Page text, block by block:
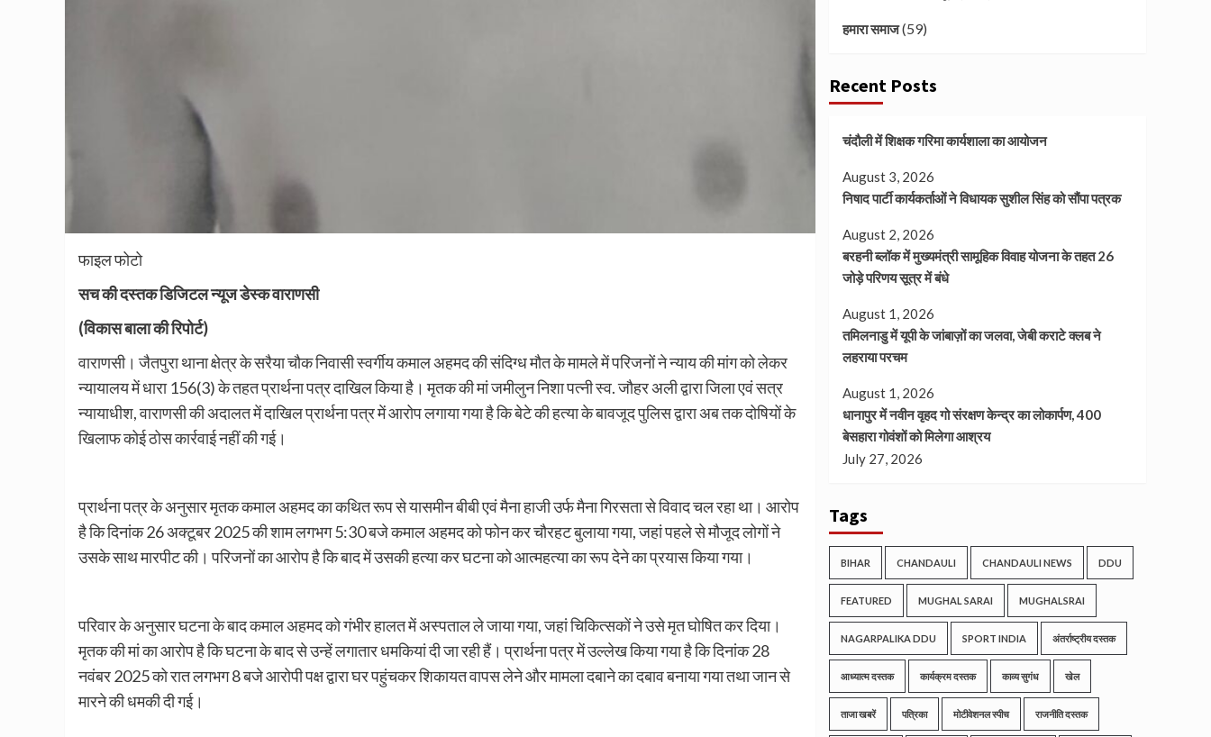
फाइल फोटो
सच की दस्तक डिजिटल न्यूज डेस्क वाराणसी
(विकास बाला की रिपोर्ट)
वाराणसी। जैतपुरा थाना क्षेत्र के सरैया चौक निवासी स्वर्गीय कमाल अहमद की संदिग्ध मौत के मामले में परिजनों ने न्याय की मांग को लेकर
न्यायालय में धारा 156(3) के तहत प्रार्थना पत्र दाखिल किया है। मृतक की मां जमीलुन निशा पत्नी स्व. जौहर अली द्वारा जिला एवं सत्र
न्यायाधीश, वाराणसी की अदालत में दाखिल प्रार्थना पत्र में आरोप लगाया गया है कि बेटे की हत्या के बावजूद पुलिस द्वारा अब तक दोषियों के
खिलाफ कोई ठोस कार्रवाई नहीं की गई।
प्रार्थना पत्र के अनुसार मृतक कमाल अहमद का कथित रूप से यासमीन बीबी एवं मैना हाजी उर्फ मैना गिरसता से विवाद चल रहा था। आरोप
है कि दिनांक 26 अक्टूबर 2025 की शाम लगभग 5:30 बजे कमाल अहमद को फोन कर चौरहट बुलाया गया, जहां पहले से मौजूद लोगों ने
उसके साथ मारपीट की। परिजनों का आरोप है कि बाद में उसकी हत्या कर घटना को आत्महत्या का रूप देने का प्रयास किया गया।
परिवार के अनुसार घटना के बाद कमाल अहमद को गंभीर हालत में अस्पताल ले जाया गया, जहां चिकित्सकों ने उसे मृत घोषित कर दिया।
मृतक की मां का आरोप है कि घटना के बाद से उन्हें लगातार धमकियां दी जा रही हैं। प्रार्थना पत्र में उल्लेख किया गया है कि दिनांक 28
नवंबर 2025 को रात लगभग 8 बजे आरोपी पक्ष द्वारा घर पहुंचकर शिकायत वापस लेने और मामला दबाने का दबाव बनाया गया तथा जान से
मारने की धमकी दी गई।
हमारा समाज(59)
Recent Posts
चंदौली में शिक्षक गरिमा कार्यशाला का आयोजन
August 3, 2026
निषाद पार्टी कार्यकर्ताओं ने विधायक सुशील सिंह को सौंपा पत्रक
August 2, 2026
बरहनी ब्लॉक में मुख्यमंत्री सामूहिक विवाह योजना के तहत 26
जोड़े परिणय सूत्र में बंधे
August 1, 2026
तमिलनाडु में यूपी के जांबाज़ों का जलवा, जेबी कराटे क्लब ने
लहराया परचम
August 1, 2026
धानापुर में नवीन वृहद गो संरक्षण केन्द्र का लोकार्पण, 400
बेसहारा गोवंशों को मिलेगा आश्रय
July 27, 2026
Tags
BIHAR CHANDAULI CHANDAULI NEWS DDU
FEATURED MUGHAL SARAI MUGHALSRAI
NAGARPALIKA DDU SPORT INDIA अंतर्राष्ट्रीय दस्तक
आध्यात्म दस्तक कार्यक्रम दस्तक काव्य सुगंध खेल
ताजा खबरें पत्रिका मोटीवेशनल स्पीच राजनीति दस्तक